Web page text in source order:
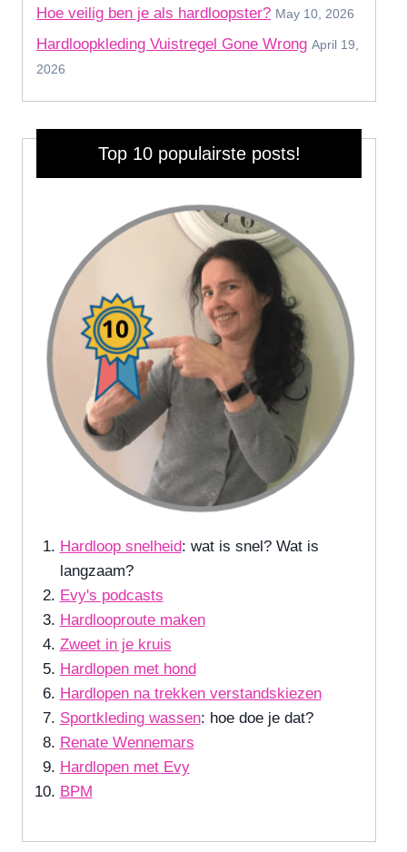
Hoe veilig ben je als hardloopster? May 10, 2026
Hardloopkleding Vuistregel Gone Wrong April 19,
2026
Top 10 populairste posts!
Hardloop snelheid: wat is snel? Wat is
langzaam?
Evy's podcasts
Hardlooproute maken
Zweet in je kruis
Hardlopen met hond
Hardlopen na trekken verstandskiezen
Sportkleding wassen: hoe doe je dat?
Renate Wennemars
Hardlopen met Evy
BPM